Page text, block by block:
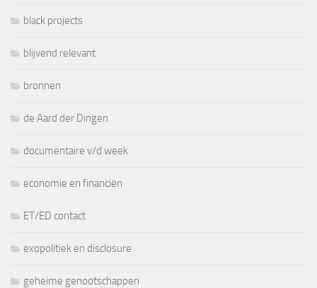
black projects
blijvend relevant
bronnen
de Aard der Dingen
documentaire v/d week
economie en financiën
ET/ED contact
exopolitiek en disclosure
geheime genootschappen